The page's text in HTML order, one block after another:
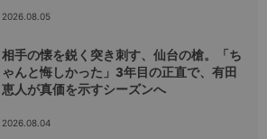
2026.08.05
相手の懐を鋭く突き刺す、仙台の槍。「ち
ゃんと悔しかった」3年目の正直で、有田
恵人が真価を示すシーズンへ
2026.08.04